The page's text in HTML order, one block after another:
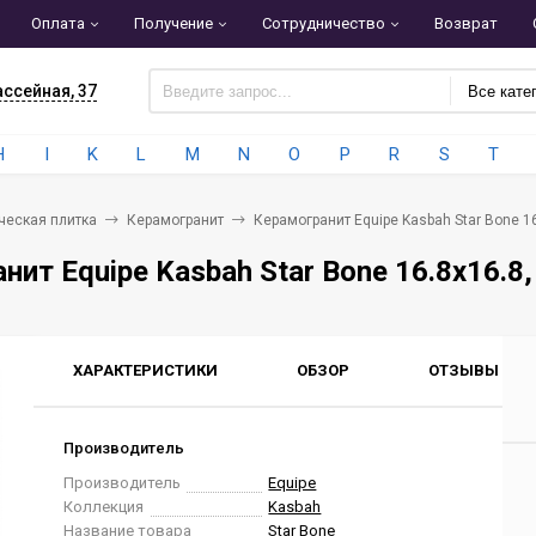
Оплата Получение Сотрудничество Возврат
37 Все
I K L M N O P R S T
плитка Керамогранит Керамогранит Equipe Kasbah Star Bone
Equipe Kasbah Star Bone
ХАРАКТЕРИСТИКИ ОБЗОР ОТЗЫВЫ
Производитель
Производитель
Equipe
Коллекция
Kasbah
Название товара
Star Bone